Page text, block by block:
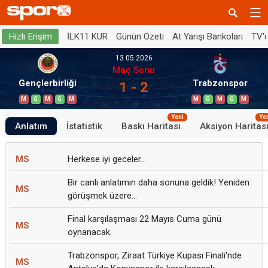
Hızlı Erişim İLK11 KUR Günün Özeti At Yarışı Bankoları
Gençlerbirliği
M G M G M
13.05.2026
Maç Sonu
1 - 2 Trabzonspor
M G M G M
Anlatım İstatistik Baskı Haritası
Yeni
Aksiyon Haritası
MS Herkese iyi geceler...
MS
Bir canlı anlatımın daha sonuna geldik! Yeniden
görüşmek üzere...
MS
Final karşılaşması 22 Mayıs Cuma günü
oynanacak.
MS
Trabzonspor, Ziraat Türkiye Kupası Finali'nde